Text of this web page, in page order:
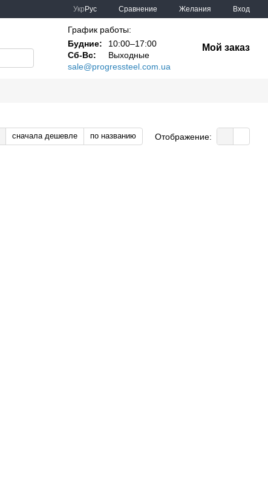
Укр Рус Сравнение Желания Вход
График работы:
Будние:
10:00–17:00
Сб-Вс:
Выходные
sale@progressteel.com.ua
Мой заказ
сначала дешевле по названию Отображение: